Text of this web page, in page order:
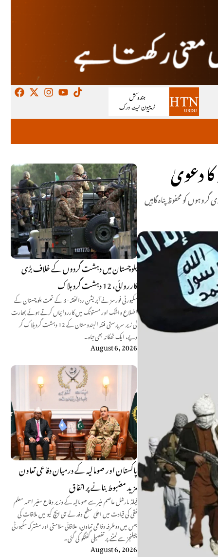
بلوچستان میں دہشت گردوں کے خلاف بڑی
کارروائی، 12 دہشت گرد ہلاک
سکیورٹی فورسز نے آپریشن ردالفتنہ-3 کے تحت بلوچستان کے
اضلاع واشک اور مستونگ میں کارروائیاں کرتے ہوئے بھارت
کی زیر سرپرستی فتنہ الہندوستان کے 12 دہشت گرد ہلاک کر
دیے، ایک ٹھکانہ بھی تباہ۔
August 6, 2026
پاکستان اور صومالیہ کے درمیان دفاعی تعاون
مزید مضبوط بنانے پر اتفاق
فیلڈ مارشل عاصم منیر سے صومالیہ کے وزیر دفاع سفیر احمد معلم
فقی کی قیادت میں اعلیٰ سطح وفد نے جی ایچ کیو میں ملاقات کی
جس میں دوطرفہ دفاعی تعاون، علاقائی سلامتی اور مشترکہ سکیورٹی
چیلنجز سے نمٹنے پر تفصیلی گفتگو کی گئی۔
August 6, 2026
دعویٰ
کو محفوظ پناہ گاہیں